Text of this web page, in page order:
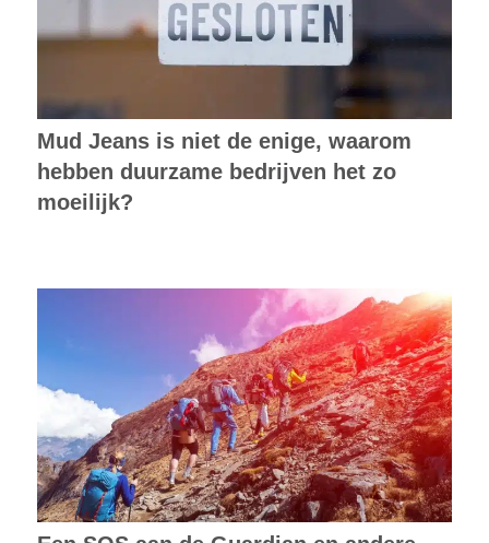
Mud Jeans is niet de enige, waarom
hebben duurzame bedrijven het zo
moeilijk?